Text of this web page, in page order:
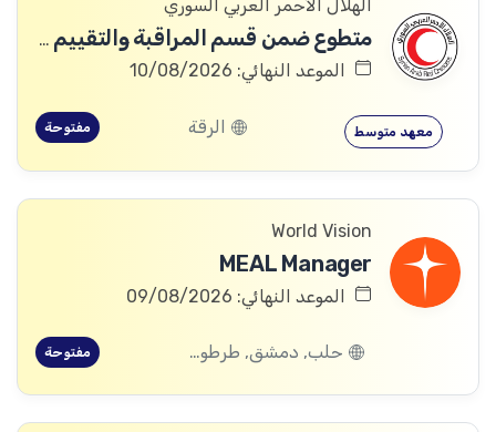
الهلال الأحمر العربي السوري
متطوع ضمن قسم المراقبة والتقييم والتعلم (MEAL)
الموعد النهائي: 10/08/2026
معهد متوسط الرقة مفتوحة
World Vision
MEAL Manager
الموعد النهائي: 09/08/2026
حلب, دمشق, طرطوس, ريف دمشق, ديرالزور, درعا, السويداء, إدلب, القنيطرة, اللاذقية, الرقة, حمص, الحسكة, حماة مفتوحة